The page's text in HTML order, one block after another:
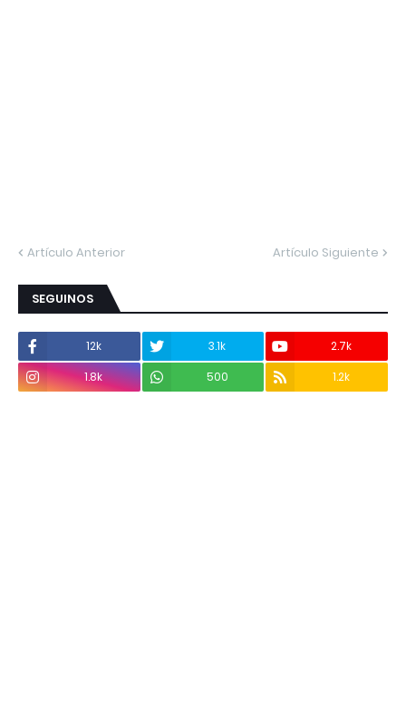
Artículo Anterior Artículo Siguiente
SEGUINOS
12k 3.1k
2.7k
1.8k
500 1.2k